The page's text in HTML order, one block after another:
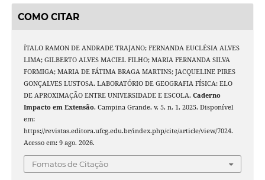
COMO CITAR
ÍTALO RAMON DE ANDRADE TRAJANO; FERNANDA EUCLÉSIA ALVES
LIMA; GILBERTO ALVES MACIEL FILHO; MARIA FERNANDA SILVA
FORMIGA; MARIA DE FÁTIMA BRAGA MARTINS; JACQUELINE PIRES
GONÇALVES LUSTOSA. LABORATÓRIO DE GEOGRAFIA FÍSICA: ELO
DE APROXIMAÇÃO ENTRE UNIVERSIDADE E ESCOLA. Caderno
Impacto em Extensão, Campina Grande, v. 5, n. 1, 2025. Disponível
em:
https://revistas.editora.ufcg.edu.br/index.php/cite/article/view/7024.
Acesso em: 9 ago. 2026.
Fomatos de Citação